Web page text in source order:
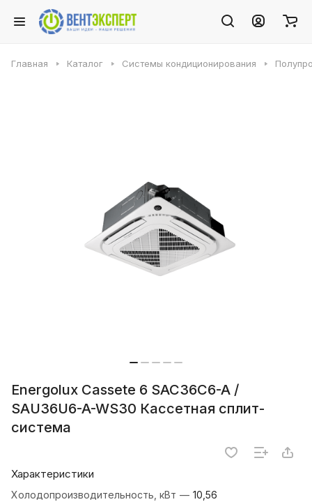
Главная Каталог Системы кондиционирования
Energolux Cassete 6 SAC36C6-A /
SAU36U6-A-WS30 Кассетная сплит-
система
Характеристики
Холодопроизводительность, кВт — 10,56